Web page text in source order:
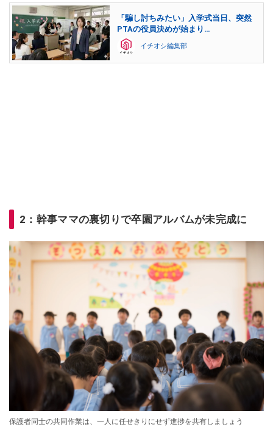
「騙し討ちみたい」入学式当日、突然
PTAの役員決めが始まり…
イチオシ編集部
2：幹事ママの裏切りで卒園アルバムが未完成に
保護者同士の共同作業は、一人に任せきりにせず進捗を共有しましょう